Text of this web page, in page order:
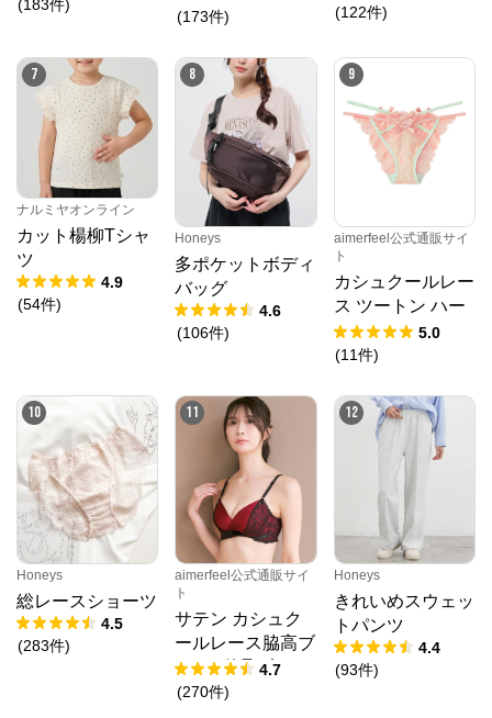
(183件)
(173件)
ズペインターパン
(122件)
7
ナルミヤオンライン
カット楊柳Tシャ
ツ
4.9
(54件)
8
Honeys
多ポケットボディ
バッグ
4.6
(106件)
9
aimerfeel公式通販サイ
ト
カシュクールレー
ス ツートン ハー
フバックショーツ
5.0
(11件)
10
Honeys
総レースショーツ
4.5
(283件)
11
aimerfeel公式通販サイ
ト
サテン カシュク
ールレース脇高ブ
ラ(R) 単品ブラジ
ャー
4.7
(270件)
12
Honeys
きれいめスウェッ
トパンツ
4.4
(93件)
SNIDEL（スナイデル）公式サイト
公式ECサイト